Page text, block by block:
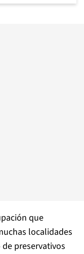
que
localidades
preservativos